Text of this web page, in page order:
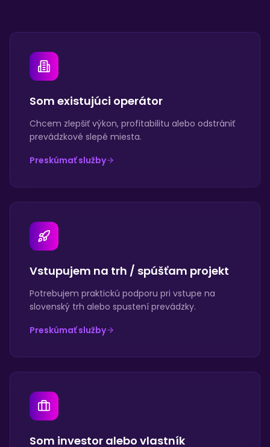
Som existujúci operátor
Chcem zlepšiť výkon, profitabilitu alebo odstrániť
prevádzkové slepé miesta.
Preskúmať služby
Vstupujem na trh / spúšťam projekt
Potrebujem praktickú podporu pri vstupe na
slovenský trh alebo spustení prevádzky.
Preskúmať služby
Som investor alebo vlastník